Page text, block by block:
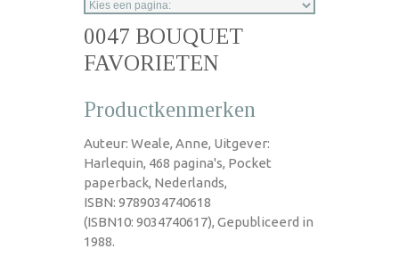
0047 BOUQUET
FAVORIETEN
Productkenmerken
Auteur: Weale, Anne, Uitgever:
Harlequin, 468 pagina's, Pocket
paperback, Nederlands,
ISBN: 9789034740618
(ISBN10: 9034740617), Gepubliceerd in
1988.